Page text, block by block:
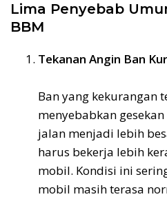
Lima Penyebab
BBM
Tekanan Angin Ban
Ban yang kekurangan
menyebabkan
jalan menjadi lebih
harus bekerja lebih
mobil. Kondisi ini
mobil masih terasa